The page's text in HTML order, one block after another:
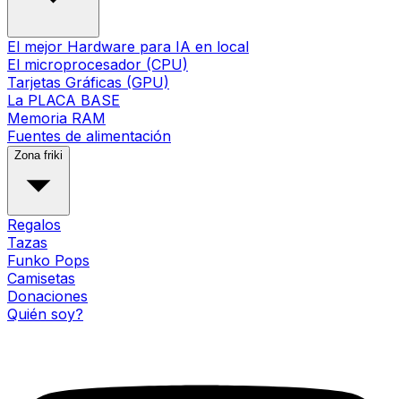
El mejor Hardware para IA en local
El microprocesador (CPU)
Tarjetas Gráficas (GPU)
La PLACA BASE
Memoria RAM
Fuentes de alimentación
Zona friki
Regalos
Tazas
Funko Pops
Camisetas
Donaciones
Quién soy?